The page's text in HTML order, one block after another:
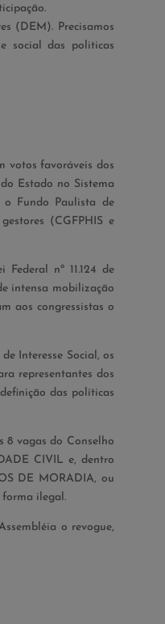
(DEM). Precisamos
social das politicas
votos favoráveis dos
Estado no Sistema
o Fundo Paulista de
(CGFPHIS e
nº 11.124 de
intensa mobilização
aos congressistas o
Interesse Social, os
representantes dos
das políticas
8 vagas do Conselho
CIVIL e, dentro
DE MORADIA, ou
forma ilegal.
o revogue,